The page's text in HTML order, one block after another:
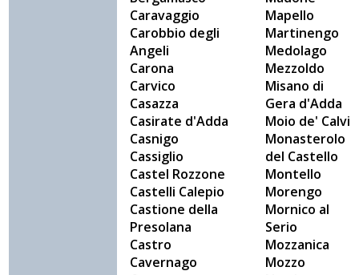
Caravaggio
Carobbio degli
Angeli
Carona
Carvico
Casazza
Casirate d'Adda
Casnigo
Cassiglio
Castel Rozzone
Castelli Calepio
Castione della
Presolana
Castro
Cavernago
Mapello
Martinengo
Medolago
Mezzoldo
Misano di
Gera d'Adda
Moio de' Calvi
Monasterolo
del Castello
Montello
Morengo
Mornico al
Serio
Mozzanica
Mozzo